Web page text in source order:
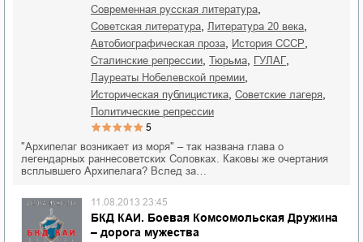
современная русская литература
советская литература литература 20 века
автобиографическая проза история СССР
сталинские репрессии тюрьма ГУЛАГ
лауреаты Нобелевской премии
историческая публицистика советские лагеря
политические репрессии
5
"Архипелаг возникает из моря" – так названа глава о
легендарных раннесоветских Соловках. Каковы же очертания
всплывшего Архипелага? Вслед за…
БКД КАИ. Боевая Комсомольская Дружина
– дорога мужества
11.08.2013 23:45